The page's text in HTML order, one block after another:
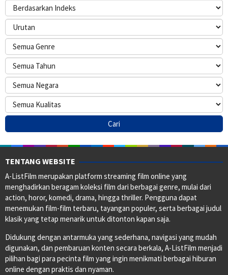
TENTANG WEBSITE
A-ListFilm merupakan platform streaming film online yang
menghadirkan beragam koleksi film dari berbagai genre, mulai dari
action, horor, komedi, drama, hingga thriller. Pengguna dapat
menemukan film-film terbaru, tayangan populer, serta berbagai judul
klasik yang tetap menarik untuk ditonton kapan saja.
Didukung dengan antarmuka yang sederhana, navigasi yang mudah
digunakan, dan pembaruan konten secara berkala, A-ListFilm menjadi
pilihan bagi para pecinta film yang ingin menikmati berbagai hiburan
online dengan praktis dan nyaman.